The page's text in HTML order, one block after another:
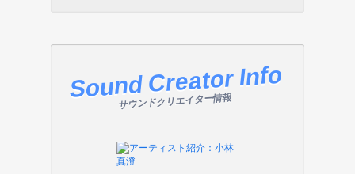
Sound Creator Info
サウンドクリエイター情報